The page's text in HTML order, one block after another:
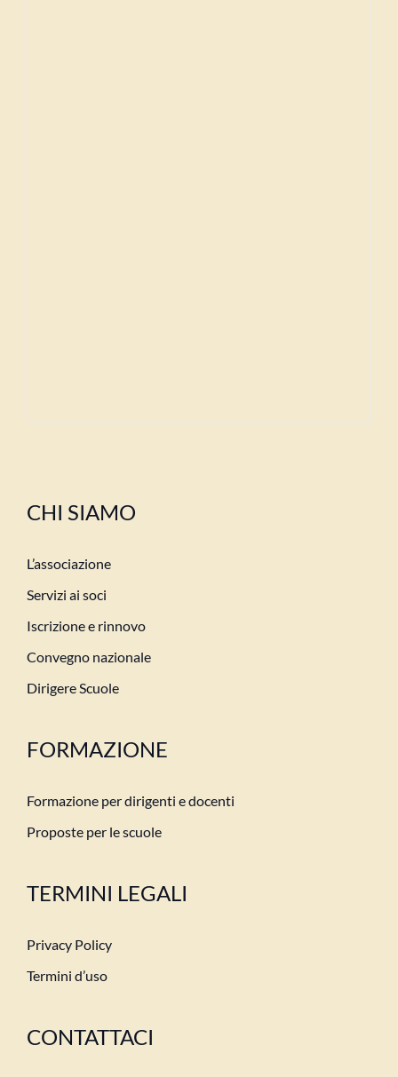
CHI SIAMO
L’associazione
Servizi ai soci
Iscrizione e rinnovo
Convegno nazionale
Dirigere Scuole
FORMAZIONE
Formazione per dirigenti e docenti
Proposte per le scuole
TERMINI LEGALI
Privacy Policy
Termini d’uso
CONTATTACI